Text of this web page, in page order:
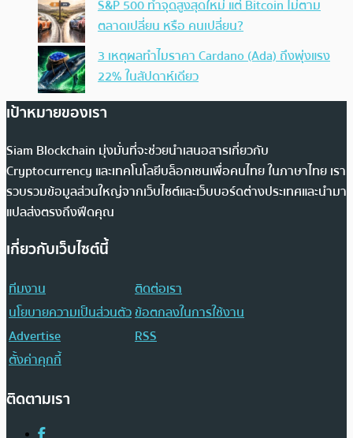
S&P 500 ทำจุดสูงสุดใหม่ แต่ Bitcoin ไม่ตาม
ตลาดเปลี่ยน หรือ คนเปลี่ยน?
3 เหตุผลทำไมราคา Cardano (Ada) ถึงพุ่งแรง
22% ในสัปดาห์เดียว
เป้าหมายของเรา
Siam Blockchain มุ่งมั่นที่จะช่วยนำเสนอสารเกี่ยวกับ
Cryptocurrency และเทคโนโลยีบล็อกเชนเพื่อคนไทย ในภาษาไทย เรา
รวบรวมข้อมูลส่วนใหญ่จากเว็บไซต์และเว็บบอร์ดต่างประเทศและนำมา
แปลส่งตรงถึงฟีดคุณ
เกี่ยวกับเว็บไซต์นี้
ทีมงาน
ติดต่อเรา
นโยบายความเป็นส่วนตัวข้อตกลงในการใช้งาน
Advertise
RSS
ตั้งค่าคุกกี้
ติดตามเรา